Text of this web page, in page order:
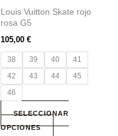
Louis Vuitton Skate rojo
rosa G5
105,00 €
38 39 40
41
42
43 44
45
46
SELECCIONAR
OPCIONES
múltiples
opciones
se
elegir
en